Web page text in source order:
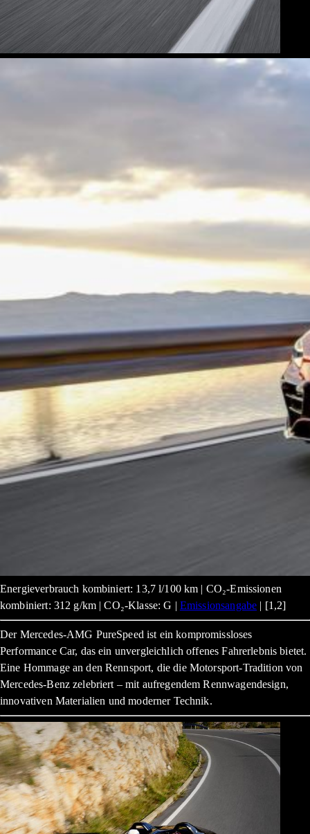
Energieverbrauch kombiniert: 13,7 l/100 km | CO₂-Emissionen
kombiniert: 312 g/km | CO₂-Klasse: G | Emissionsangabe | [1,2]
Der Mercedes-AMG PureSpeed ist ein kompromissloses
Performance Car, das ein unvergleichlich offenes Fahrerlebnis bietet.
Eine Hommage an den Rennsport, die die Motorsport-Tradition von
Mercedes-Benz zelebriert – mit aufregendem Rennwagendesign,
innovativen Materialien und moderner Technik.